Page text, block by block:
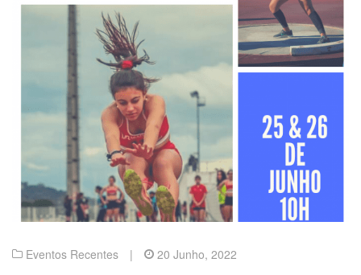
Eventos Recentes | 20 Junho, 2022